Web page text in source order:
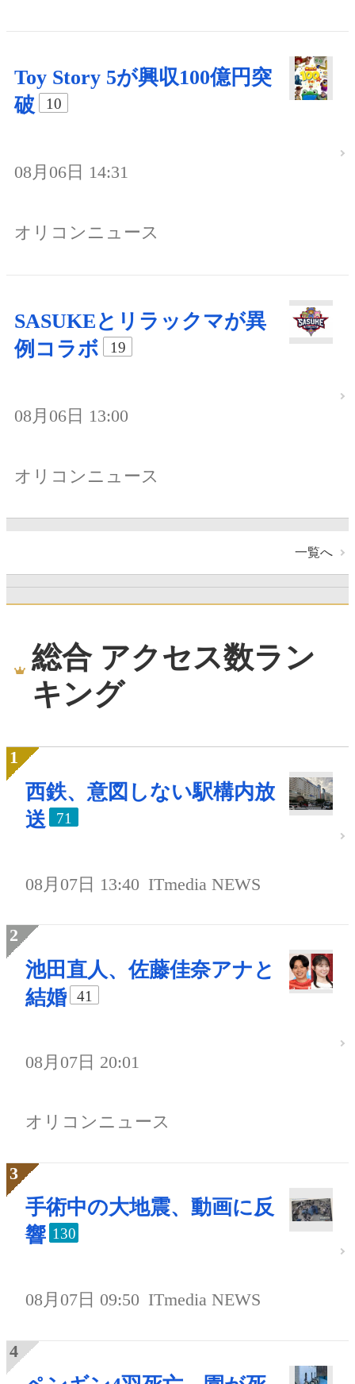
Toy Story 5が興収100億円突
破
10
08月06日 14:31
オリコンニュース
SASUKEとリラックマが異
例コラボ
19
08月06日 13:00
オリコンニュース
一覧へ
総合 アクセス数ラン
キング
西鉄、意図しない駅構内放
送
71
08月07日 13:40 ITmedia NEWS
池田直人、佐藤佳奈アナと
結婚
41
08月07日 20:01
オリコンニュース
手術中の大地震、動画に反
響 130
08月07日 09:50 ITmedia NEWS